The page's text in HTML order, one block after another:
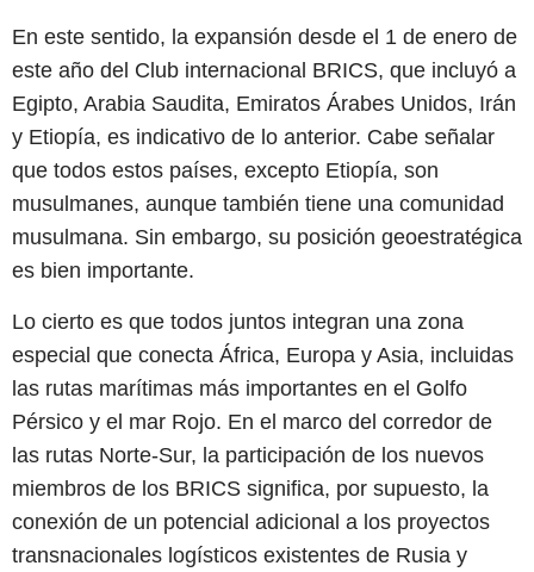
En este sentido, la expansión desde el 1 de enero de
este año del Club internacional BRICS, que incluyó a
Egipto, Arabia Saudita, Emiratos Árabes Unidos, Irán
y Etiopía, es indicativo de lo anterior. Cabe señalar
que todos estos países, excepto Etiopía, son
musulmanes, aunque también tiene una comunidad
musulmana. Sin embargo, su posición geoestratégica
es bien importante.
Lo cierto es que todos juntos integran una zona
especial que conecta África, Europa y Asia, incluidas
las rutas marítimas más importantes en el Golfo
Pérsico y el mar Rojo. En el marco del corredor de
las rutas Norte-Sur, la participación de los nuevos
miembros de los BRICS significa, por supuesto, la
conexión de un potencial adicional a los proyectos
transnacionales logísticos existentes de Rusia y